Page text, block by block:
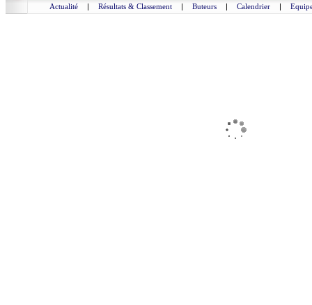
Actualité | Résultats & Classement | Buteurs | Calendrier |